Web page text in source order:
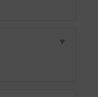
▼